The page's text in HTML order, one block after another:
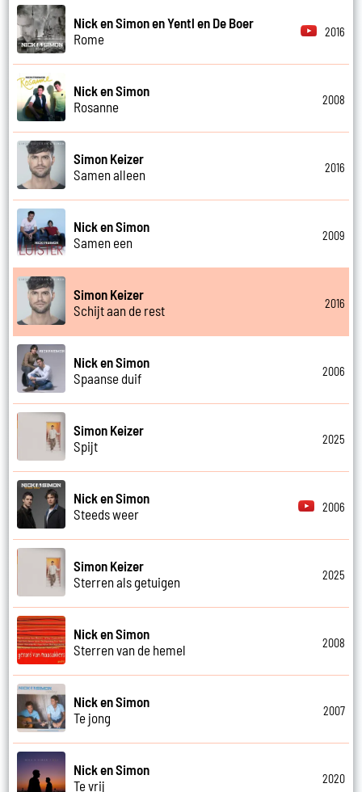
Nick en Simon en Yentl en De Boer
Rome
2016
Nick en Simon
Rosanne
2008
Simon Keizer
Samen alleen
2016
Nick en Simon
Samen een
2009
Simon Keizer
Schijt aan de rest
2016
Nick en Simon
Spaanse duif
2006
Simon Keizer
Spijt
2025
Nick en Simon
Steeds weer
2006
Simon Keizer
Sterren als getuigen
2025
Nick en Simon
Sterren van de hemel
2008
Nick en Simon
Te jong
2007
Nick en Simon
Te vrij
2020